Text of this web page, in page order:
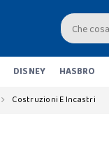
DISNEY HASBRO
Costruzioni E Incastri